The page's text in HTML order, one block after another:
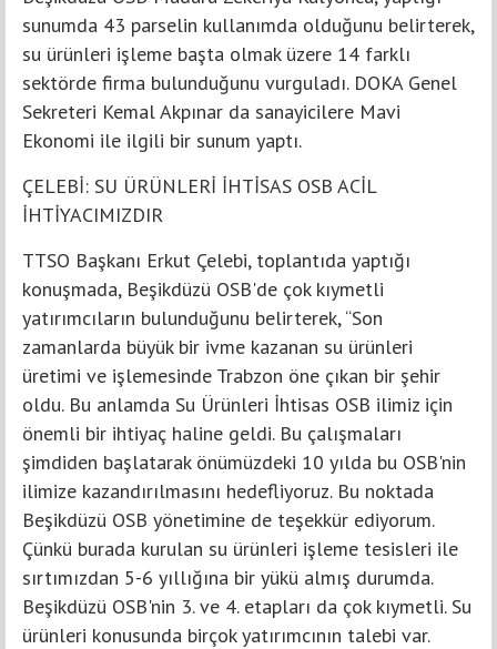
sunumda 43 parselin kullanımda olduğunu belirterek,
su ürünleri işleme başta olmak üzere 14 farklı
sektörde firma bulunduğunu vurguladı. DOKA Genel
Sekreteri Kemal Akpınar da sanayicilere Mavi
Ekonomi ile ilgili bir sunum yaptı.
ÇELEBİ: SU ÜRÜNLERİ İHTİSAS OSB ACİL
İHTİYACIMIZDIR
TTSO Başkanı Erkut Çelebi, toplantıda yaptığı
konuşmada, Beşikdüzü OSB'de çok kıymetli
yatırımcıların bulunduğunu belirterek, “Son
zamanlarda büyük bir ivme kazanan su ürünleri
üretimi ve işlemesinde Trabzon öne çıkan bir şehir
oldu. Bu anlamda Su Ürünleri İhtisas OSB ilimiz için
önemli bir ihtiyaç haline geldi. Bu çalışmaları
şimdiden başlatarak önümüzdeki 10 yılda bu OSB'nin
ilimize kazandırılmasını hedefliyoruz. Bu noktada
Beşikdüzü OSB yönetimine de teşekkür ediyorum.
Çünkü burada kurulan su ürünleri işleme tesisleri ile
sırtımızdan 5-6 yıllığına bir yükü almış durumda.
Beşikdüzü OSB'nin 3. ve 4. etapları da çok kıymetli. Su
ürünleri konusunda birçok yatırımcının talebi var.